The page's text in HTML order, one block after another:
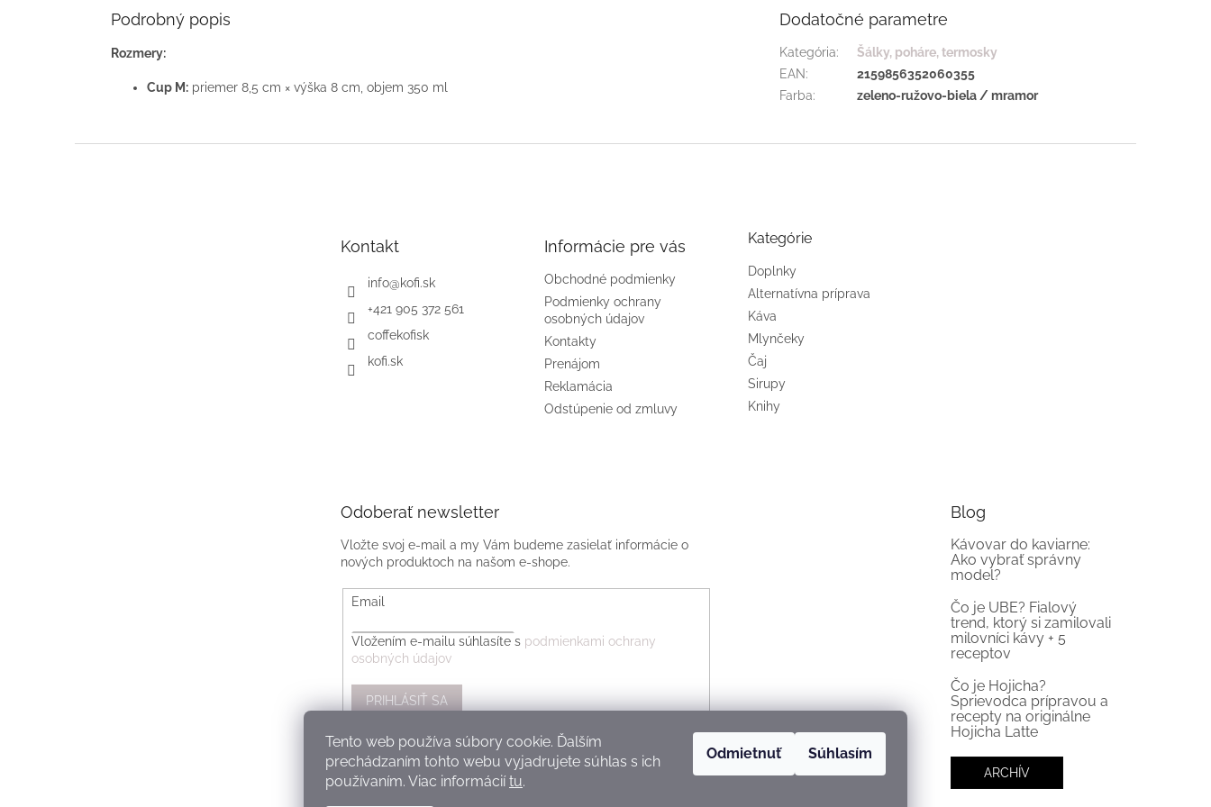
Tento web používa súbory cookie. Ďalším
prechádzaním tohto webu vyjadrujete súhlas s ich
používaním. Viac informácií tu.
Odmietnuť Súhlasím
Podrobný popis
Rozmery:
Cup M: priemer 8,5 cm × výška 8 cm, objem 350 ml
Dodatočné parametre
Kategória:
Šálky, poháre, termosky
EAN:
2159856352060355
Farba: zeleno-ružovo-biela / mramor
Kontakt
info@kofi.sk
+421 905 372 561
coffekofisk
kofi.sk
Informácie pre vás
Obchodné podmienky
Podmienky ochrany
osobných údajov
Kontakty
Prenájom
Reklamácia
Odstúpenie od zmluvy
Kategórie
Doplnky
Alternatívna príprava
Káva
Mlynčeky
Čaj
Sirupy
Knihy
Odoberať newsletter
Vložte svoj e-mail a my Vám budeme zasielať informácie o
nových produktoch na našom e-shope.
Email
Vložením e-mailu súhlasíte s podmienkami ochrany
osobných údajov
PRIHLÁSIŤ SA
Blog
Kávovar do kaviarne:
Ako vybrať správny
model?
Čo je UBE? Fialový
trend, ktorý si zamilovali
milovníci kávy + 5
receptov
Čo je Hojicha?
Sprievodca prípravou a
recepty na originálne
Hojicha Latte
ARCHÍV